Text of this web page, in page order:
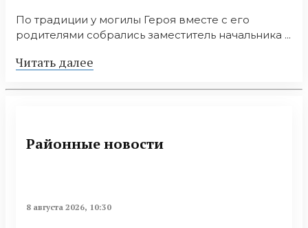
По традиции у могилы Героя вместе с его
родителями собрались заместитель начальника ...
Читать далее
Районные новости
8 августа 2026, 10:30